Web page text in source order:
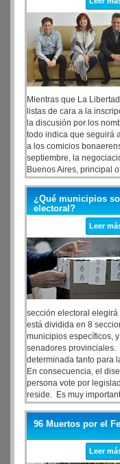
Mientras que La
listas de cara a la
la discusión por los
todo indica que seguirá
a los comicios
septiembre, la
Buenos Aires, principal
Kirchner, su hijo
¿Qué municipios
electoral?
Leer
sección electoral
está dividida en 8
municipios específicos,
senadores provinciales.
determinada tanto para
En consecuencia, el
persona vote por
reside. Es muy
dónde se vota, qué
la quinta sección
siguientes cargos en
Pueyrredón: 12
96 Muertos por el
Leer